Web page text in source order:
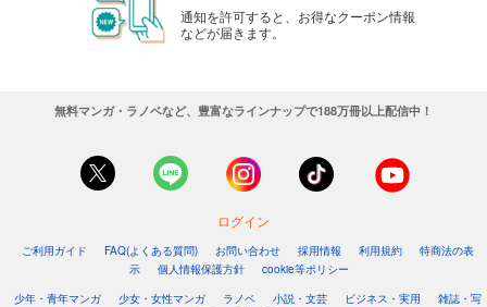
通知を許可すると、お得なクーポン情報
などが届きます。
無料マンガ・ラノベなど、豊富なラインナップで188万冊以上配信中！
ログイン
ご利用ガイド FAQ(よくある質問) お問い合わせ 採用情報 利用規約
特商法の表
示
個人情報保護方針
cookie等ポリシー
少年・青年マンガ
少女・女性マンガ ラノベ 小説・文芸 ビジネス・実用
雑誌・写